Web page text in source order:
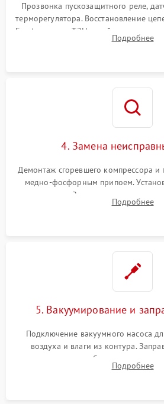
Прозвонка пускозащитного реле,
терморегулятора. Восстановление
Frost, включая ТЭН оттайки и
платы управления при сбоях
Подробнее
4. Замена
Демонтаж сгоревшего компрессора и
медно-фосфорным припоем.
осушителя. Замена изношенных
сломанных заслонок илиПодробнее
5. Вакуумирование и
Подключение вакуумного насоса
воздуха и влаги из контура.
дозированным объемом
электронным весам. КонтрольПодробнее